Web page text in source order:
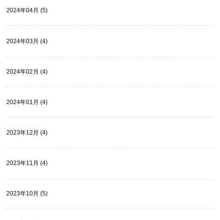
2024年04月 (5)
2024年03月 (4)
2024年02月 (4)
2024年01月 (4)
2023年12月 (4)
2023年11月 (4)
2023年10月 (5)